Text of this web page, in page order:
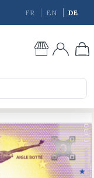
FR EN DE